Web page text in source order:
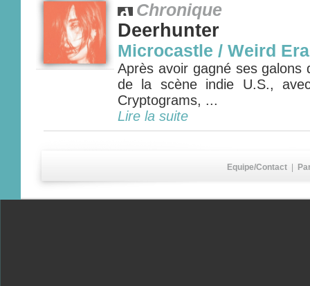
Chronique
Deerhunter
Microcastle / Weird
Après avoir gagné ses galons
de la scène indie U.S.,
Cryptograms, ...
Lire la suite
Equipe/Contact